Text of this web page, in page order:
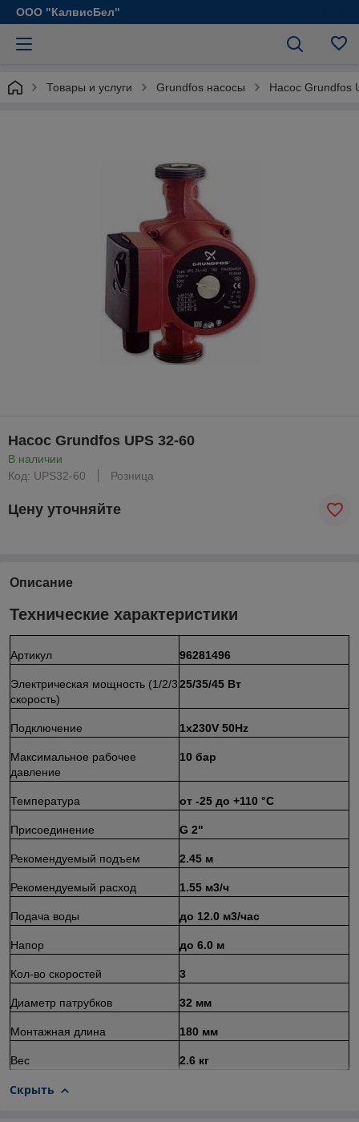
ООО "КалвисБел"
Товары и услуги Grundfos насосы Насос Grundfos
Насос Grundfos UPS 32-60
В наличии
Код: UPS32-60
Розница
Цену уточняйте
Описание
Технические характеристики
Артикул 96281496
Электрическая мощность (1/2/3
скорость)
25/35/45 Вт
Подключение 1x230V 50Hz
Максимальное рабочее
давление
10 бар
Температура от -25 до +110 °С
Присоединение G 2"
Рекомендуемый подъем 2.45 м
Рекомендуемый расход 1.55 м3/ч
Подача воды до 12.0 м3/час
Напор до 6.0 м
Кол-во скоростей 3
Диаметр патрубков 32 мм
Монтажная длина 180 мм
Вес 2.6 кг
Скрыть